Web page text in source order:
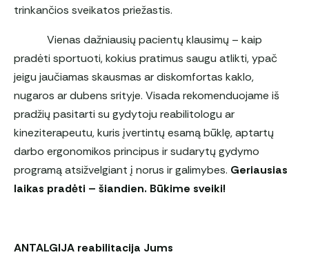
trinkančios sveikatos priežastis.
Vienas dažniausių pacientų klausimų – kaip
pradėti sportuoti, kokius pratimus saugu atlikti, ypač
jeigu jaučiamas skausmas ar diskomfortas kaklo,
nugaros ar dubens srityje. Visada rekomenduojame iš
pradžių pasitarti su gydytoju reabilitologu ar
kineziterapeutu, kuris įvertintų esamą būklę, aptartų
darbo ergonomikos principus ir sudarytų gydymo
programą atsižvelgiant į norus ir galimybes. Geriausias
laikas pradėti – šiandien. Būkime sveiki!
ANTALGIJA reabilitacija Jums